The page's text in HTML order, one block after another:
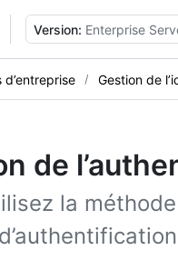
Version: Enterprise
Gestion de
de
la